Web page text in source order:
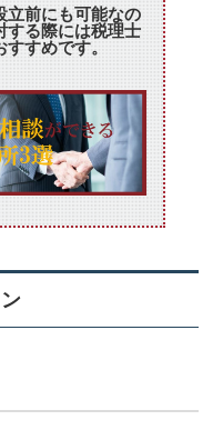
立前にも可能なの
する際には税理士
すめです。